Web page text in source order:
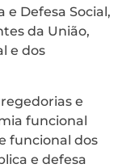
e Defesa Social,
da União,
e dos
e
funcional
funcional dos
e defesa